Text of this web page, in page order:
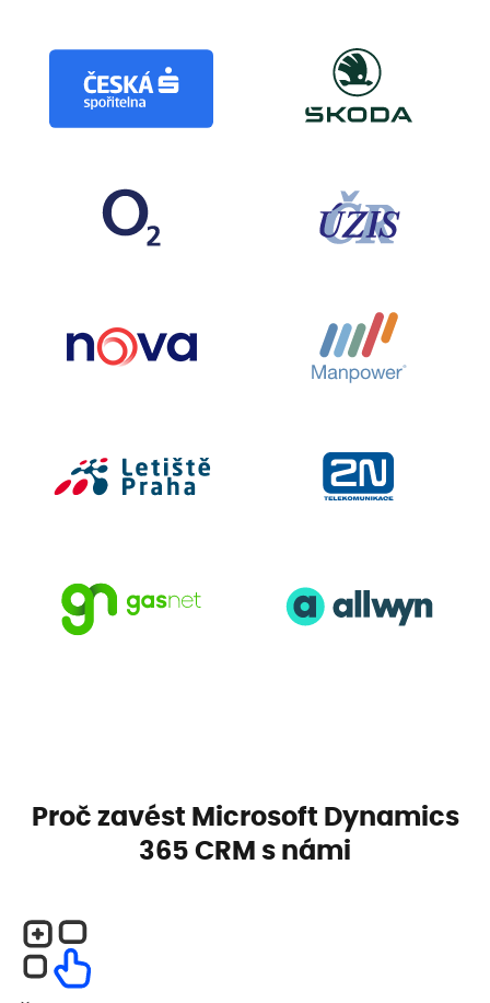
Proč zavést Microsoft Dynamics
365 CRM s námi